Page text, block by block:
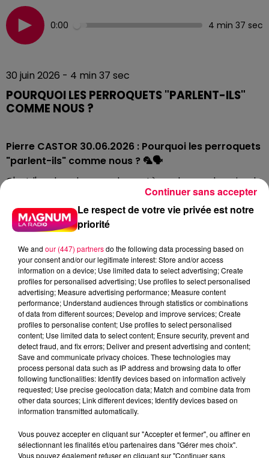
0:00 4 min 37 sec
30 juin 2026 - 4 min 37 sec
POURQUOI LES PERROQUETS "PARLENT-ILS"
COMME NOUS ?
Pierre CASTOR 30.06.2026 : Pourquoi les perroquets
"parlent-ils" comme nous ? 🦜🗣️
C'est l'un des plus grands mystères du monde animal.
"Bonjour !" "Ça va ?"
avec une précision déconcertante ?
Est-ce qu'il comprend vraiment ce qu'il raconte ?
En réalité... pas vraiment.
Le perroquet n'imite pas les mots. Il imite les sons.
Et il est incroyablement doué pour cela.
Dans la nature, les perroquets vivent en groupe.
Ils communiquent sans cesse grâce à toute une
variété de cris.
Mieux encore : chaque oiseau possède une sorte de
signature vocale.
Un peu comme un prénom.
Le respect de votre vie privée est notre
priorité
We and our (447) partnersdo the following data processing based on
your consent and/or our legitimate interest: Store and/or access
information on a device; Use limited data to select advertising; Create
profiles for personalised advertising; Use profiles to select personalised
advertising; Measure advertising performance; Measure content
performance; Understand audiences through statistics or combinations
of data from different sources; Develop and improve services; Create
profiles to personalise content; Use profiles to select personalised
content; Use limited data to select content; Ensure security, prevent and
detect fraud, and fix errors; Deliver and present advertising and content;
Save and communicate privacy choices. These technologies may
process personal data such as IP address and browsing data to offer
following functionalities: Identify devices based on information actively
requested; Use precise geolocation data; Match and combine data from
other data sources; Link different devices; Identify devices based on
information transmitted automatically.
Vous pouvez accepter en cliquant sur "Accepter et fermer", ou affiner en
sélectionnant les finalités et/ou partenaires dans "Gérer mes choix".
Vous pouvez également refuser en cliquant sur "Continuer sans
Continuer sans accepter